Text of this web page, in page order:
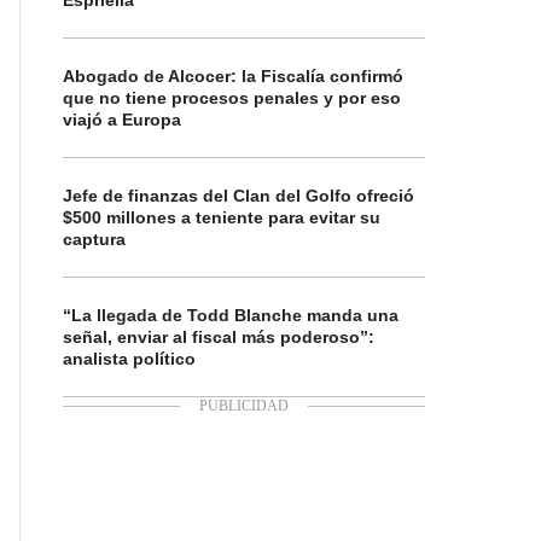
Abogado de Alcocer: la Fiscalía confirmó
que no tiene procesos penales y por eso
viajó a Europa
Jefe de finanzas del Clan del Golfo ofreció
$500 millones a teniente para evitar su
captura
“La llegada de Todd Blanche manda una
señal, enviar al fiscal más poderoso”:
analista político